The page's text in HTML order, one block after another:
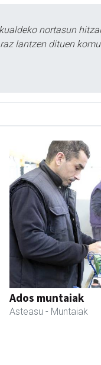
nortasun
lantzen dituen
Ados muntaiak
Asteasu - Muntaiak